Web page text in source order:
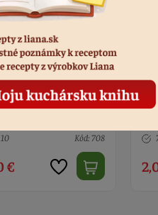
Happy birthday
Kód: 9172
€